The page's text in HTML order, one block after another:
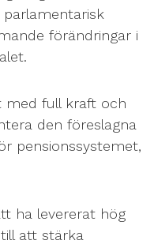
förändringar i
med full kraft och
den föreslagna
pensionssystemet,
ha levererat hög
att stärka